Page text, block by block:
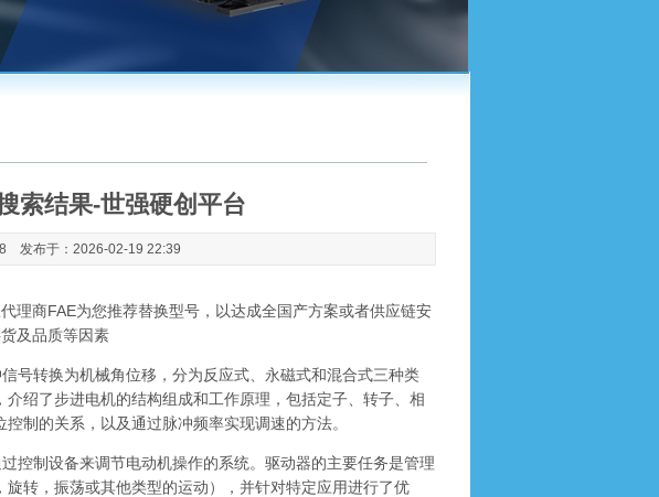
索结果-世强硬创平台
发布于：2026-02-19 22:39
理商FAE为您推荐替换型号，以达成全国产方案或者供应链安
及品质等因素
转换为机械角位移，分为反应式、永磁式和混合式三种类
绍了步进电机的结构组成和工作原理，包括定子、转子、相
制的关系，以及通过脉冲频率实现调速的方法。
制设备来调节电动机操作的系统。驱动器的主要任务是管理
转，振荡或其他类型的运动），并针对特定应用进行了优